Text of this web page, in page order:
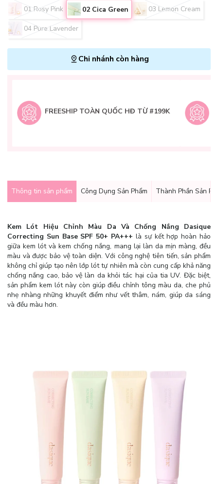
01 Rosy Pink
02 Cica Green 03 Lemon Cream
04 Pure Lavender
Chi nhánh còn hàng
FREESHIP TOÀN QUỐC HĐ TỪ #199K
Thông tin sản phẩm Công Dụng Sản Phẩm Thành Phần Sản
Kem Lót Hiệu Chỉnh Màu Da Và Chống Nắng Dasique
Correcting Sun Base SPF 50+ PA+++ là sự kết hợp hoàn hảo
giữa kem lót và kem chống nắng, mang lại làn da mịn màng, đều
màu và được bảo vệ toàn diện. Với công nghệ tiên tiến, sản phẩm
không chỉ giúp tạo nên lớp lót tự nhiên mà còn cung cấp khả năng
chống nắng cao, bảo vệ làn da khỏi tác hại của tia UV. Đặc biệt,
sản phẩm kem lót này còn giúp điều chỉnh tông màu da, che phủ
nhẹ nhàng những khuyết điểm như vết thâm, nám, giúp da sáng
và đều màu hơn.